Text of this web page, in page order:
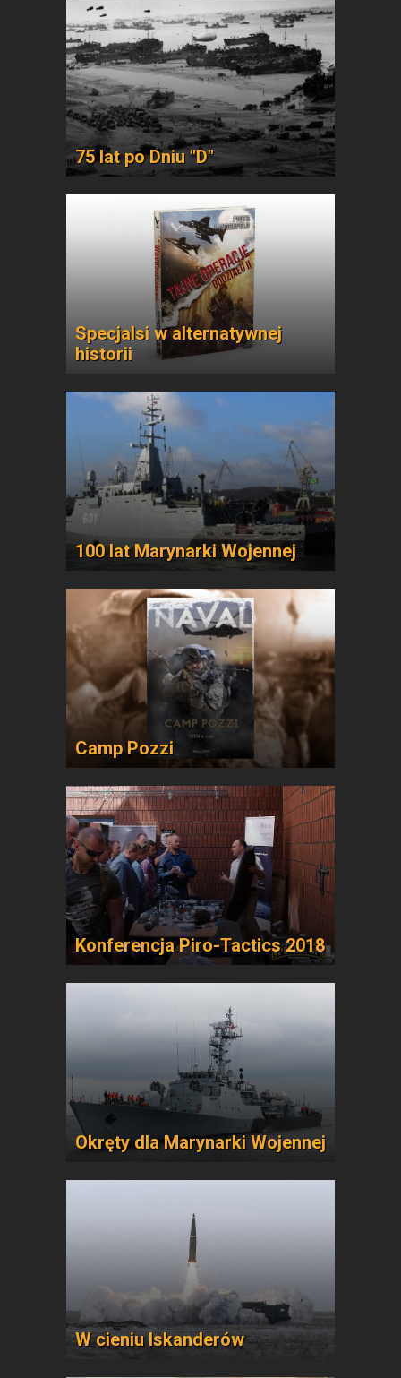
75 lat po Dniu "D"
Specjalsi w alternatywnej
historii
100 lat Marynarki Wojennej
Camp Pozzi
Konferencja Piro-Tactics 2018
Okręty dla Marynarki Wojennej
W cieniu Iskanderów